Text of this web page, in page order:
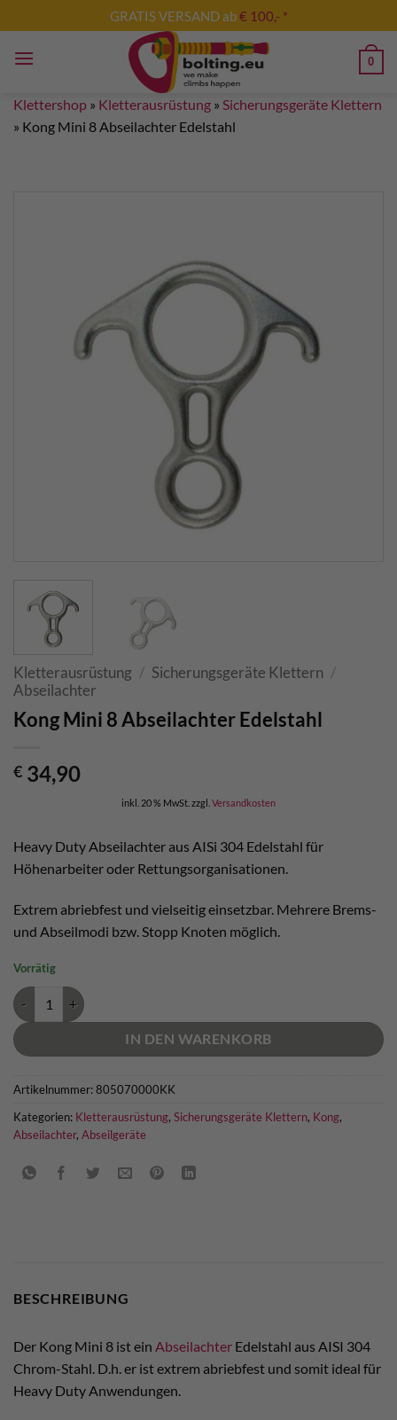
Inhalt
springen
GRATIS VERSAND ab€ 100,- *
0
Klettershop » Kletterausrüstung » Sicherungsgeräte Klettern
» Kong Mini 8 Abseilachter Edelstahl
Kletterausrüstung / Sicherungsgeräte Klettern /
Abseilachter
Kong Mini 8 Abseilachter Edelstahl
€ 34,90
inkl. 20 % MwSt. zzgl. Versandkosten
Heavy Duty Abseilachter aus AISi 304 Edelstahl für
Höhenarbeiter oder Rettungsorganisationen.
Extrem abriebfest und vielseitig einsetzbar. Mehrere Brems-
und Abseilmodi bzw. Stopp Knoten möglich.
Vorrätig
Kong Mini 8 Abseilachter Edelstahl Menge
IN DEN WARENKORB
Artikelnummer:805070000KK
Kategorien: Kletterausrüstung, Sicherungsgeräte Klettern, Kong,
Abseilachter, Abseilgeräte
BESCHREIBUNG
Der Kong Mini 8 ist ein Abseilachter Edelstahl aus AISI 304
Chrom-Stahl. D.h. er ist extrem abriebfest und somit ideal für
Heavy Duty Anwendungen.